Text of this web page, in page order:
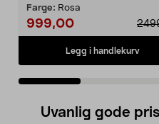
Farge: Rosa
999,00
Legg i handlekurv
Uvanlig gode